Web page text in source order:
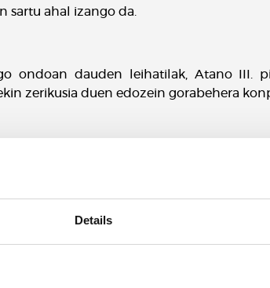
Details
sartu ahal izango da.
ondoan dauden leihatilak, Atano III.
zerikusia duen edozein gorabehera
irekiko da. Tabernak 19etatik aurrera
aparkalekua, Amara Berri ikastetxean